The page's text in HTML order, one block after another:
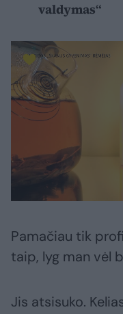
valdymas“
Pamačiau tik
taip, lyg man vėl
Jis atsisuko.